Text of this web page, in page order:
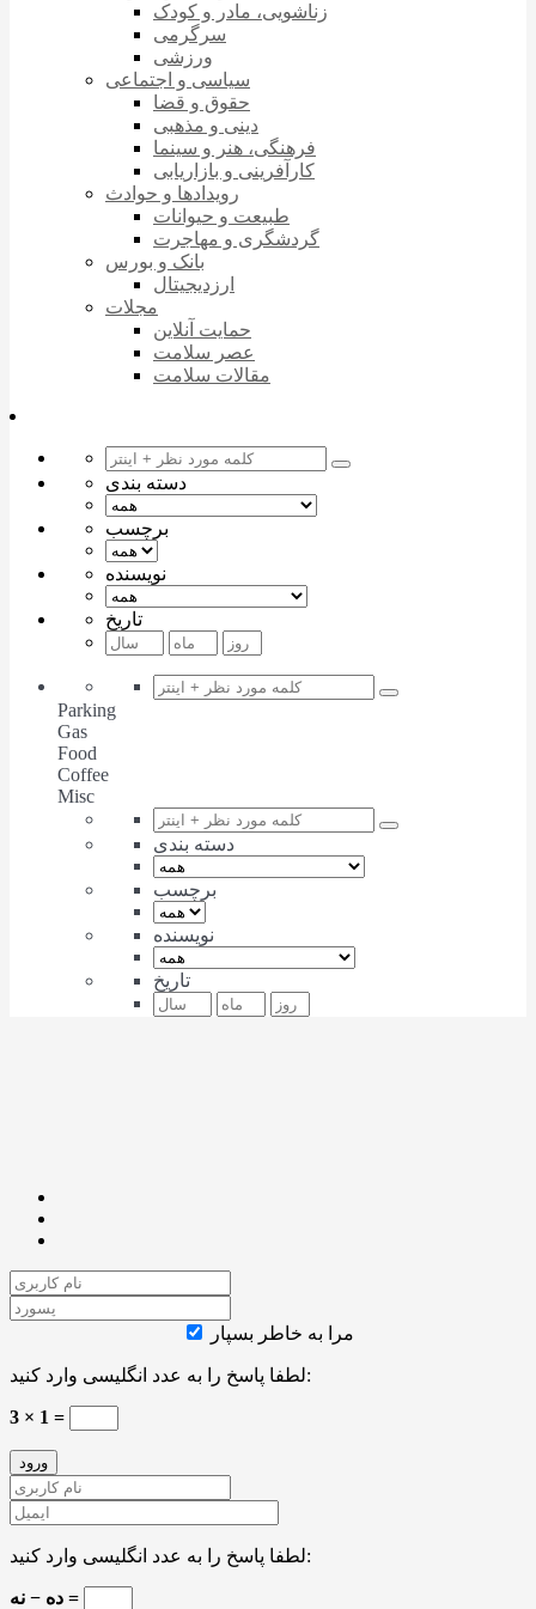
زناشویی، مادر و کودک
سرگرمی
ورزشی
سیاسی و اجتماعی
حقوق و قضا
دینی و مذهبی
فرهنگی، هنر و سینما
کارآفرینی و بازاریابی
رویدادها و حوادث
طبیعت و حیوانات
گردشگری و مهاجرت
بانک و بورس
ارزدیجیتال
مجلات
حمایت آنلاین
عصر سلامت
مقالات سلامت
دسته بندی
برچسب
نویسنده
تاریخ
Parking
Gas
Food
Coffee
Misc
دسته بندی
برچسب
نویسنده
تاریخ
مرا به خاطر بسپار
لطفا پاسخ را به عدد انگلیسی وارد کنید:
3 × 1 =
لطفا پاسخ را به عدد انگلیسی وارد کنید:
ده − نه =